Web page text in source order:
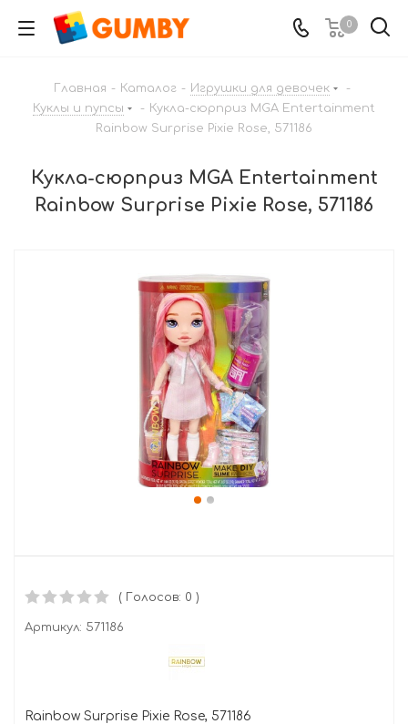
0
Главная - Каталог - Игрушки для девочек
-
Куклы и пупсы
- Кукла-сюрприз MGA Entertainment
Rainbow Surprise Pixie Rose, 571186
Кукла-сюрприз MGA Entertainment
Rainbow Surprise Pixie Rose, 571186
( Голосов: 0 )
Артикул: 571186
Rainbow Surprise Pixie Rose, 571186